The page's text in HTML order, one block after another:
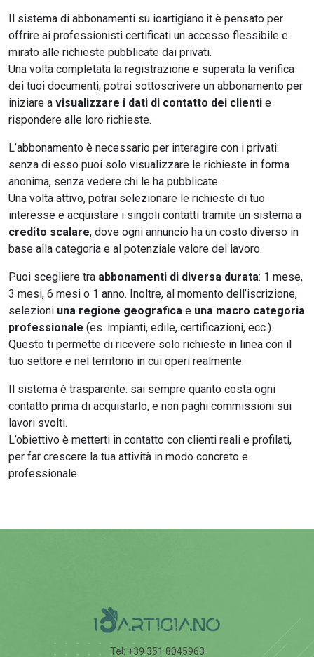
Il sistema di abbonamenti su ioartigiano.it è pensato per
offrire ai professionisti certificati un accesso flessibile e
mirato alle richieste pubblicate dai privati.
Una volta completata la registrazione e superata la verifica
dei tuoi documenti, potrai sottoscrivere un abbonamento per
iniziare a visualizzare i dati di contatto dei clienti e
rispondere alle loro richieste.
L’abbonamento è necessario per interagire con i privati:
senza di esso puoi solo visualizzare le richieste in forma
anonima, senza vedere chi le ha pubblicate.
Una volta attivo, potrai selezionare le richieste di tuo
interesse e acquistare i singoli contatti tramite un sistema a
credito scalare, dove ogni annuncio ha un costo diverso in
base alla categoria e al potenziale valore del lavoro.
Puoi scegliere tra abbonamenti di diversa durata: 1 mese,
3 mesi, 6 mesi o 1 anno. Inoltre, al momento dell’iscrizione,
selezioni una regione geografica e una macro categoria
professionale (es. impianti, edile, certificazioni, ecc.).
Questo ti permette di ricevere solo richieste in linea con il
tuo settore e nel territorio in cui operi realmente.
Il sistema è trasparente: sai sempre quanto costa ogni
contatto prima di acquistarlo, e non paghi commissioni sui
lavori svolti.
L’obiettivo è metterti in contatto con clienti reali e profilati,
per far crescere la tua attività in modo concreto e
professionale.
Tel: +39 351 8045963